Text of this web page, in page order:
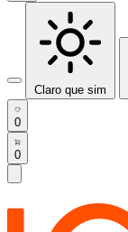
Claro que sim
0
0